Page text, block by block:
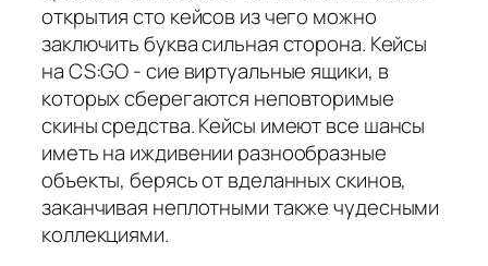
открытия сто кейсов из чего можно
заключить буква сильная сторона. Кейсы
на CS:GO - сие виртуальные ящики, в
которых сберегаются неповторимые
скины средства. Кейсы имеют все шансы
иметь на иждивении разнообразные
объекты, берясь от вделанных скинов,
заканчивая неплотными также чудесными
коллекциями.